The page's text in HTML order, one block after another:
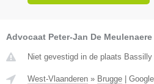
Advocaat Peter-Jan De Meulenaere
Niet gevestigd in de plaats
West-Vlaanderen » Brugge